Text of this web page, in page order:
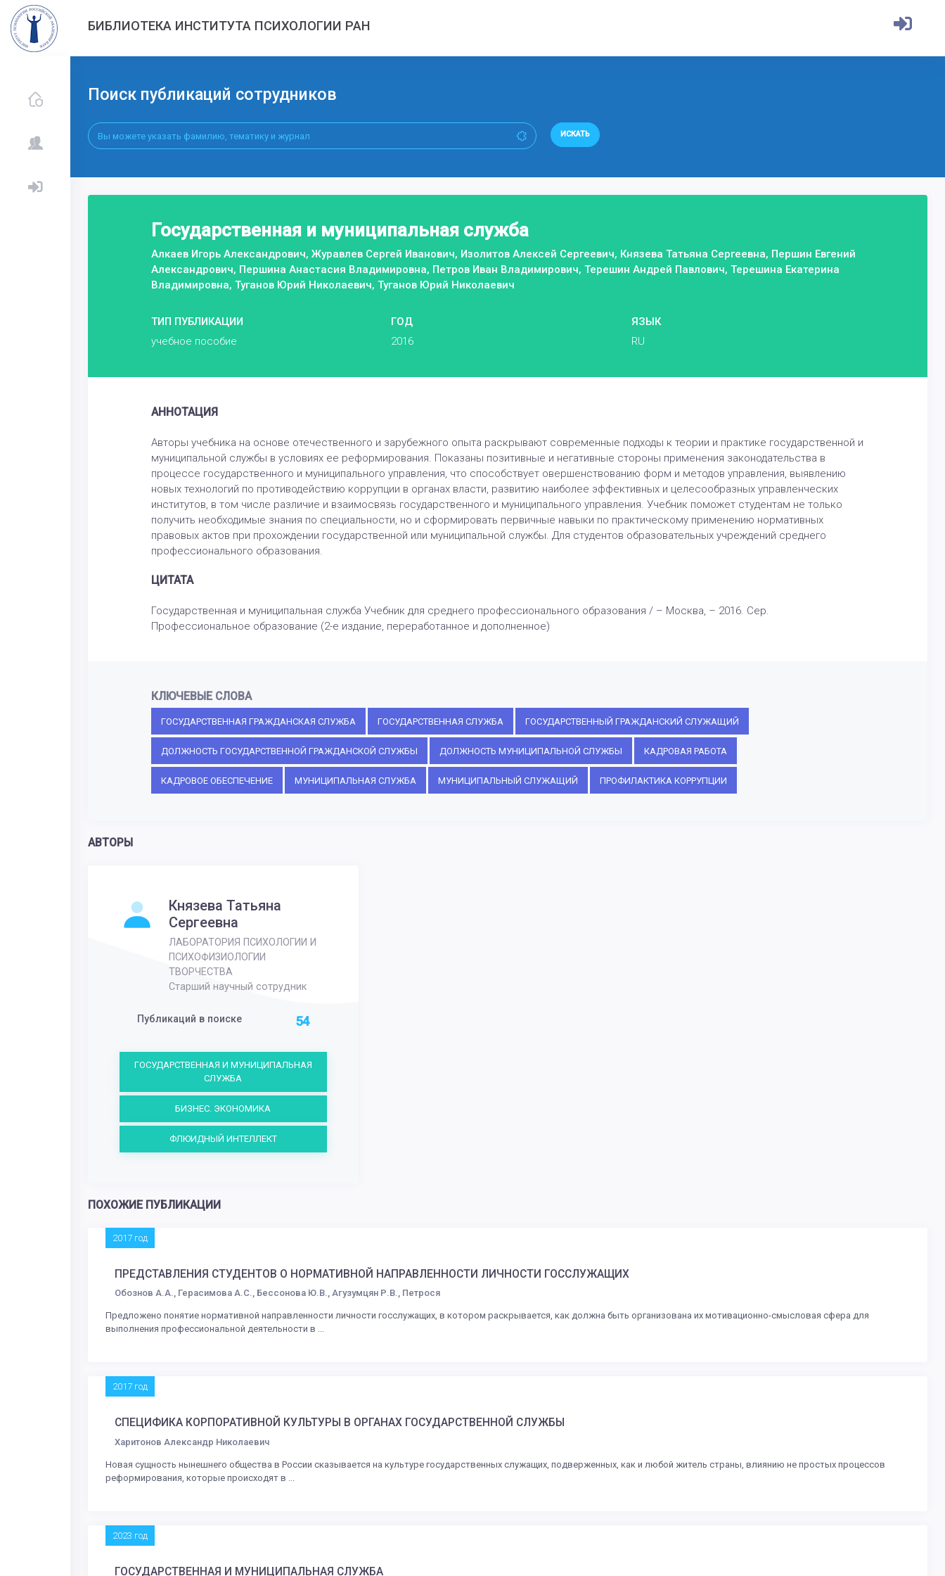
БИБЛИОТЕКА ИНСТИТУТА ПСИХОЛОГИИ РАН
Поиск публикаций сотрудников
ИСКАТЬ
Государственная и муниципальная служба
Алкаев Игорь Александрович, Журавлев Сергей Иванович, Изолитов Алексей Сергеевич, Князева Татьяна Сергеевна, Першин Евгений
Александрович, Першина Анастасия Владимировна, Петров Иван Владимирович, Терешин Андрей Павлович, Терешина Екатерина
Владимировна, Туганов Юрий Николаевич, Туганов Юрий Николаевич
ТИП ПУБЛИКАЦИИ
учебное пособие
ГОД
2016
ЯЗЫК
RU
АННОТАЦИЯ
Авторы учебника на основе отечественного и зарубежного опыта раскрывают современные подходы к теории и практике государственной и
муниципальной службы в условиях ее реформирования. Показаны позитивные и негативные стороны применения законодательства в
процессе государственного и муниципального управления, что способствует овершенствованию форм и методов управления, выявлению
новых технологий по противодействию коррупции в органах власти, развитию наиболее эффективных и целесообразных управленческих
институтов, в том числе различие и взаимосвязь государственного и муниципального управления. Учебник поможет студентам не только
получить необходимые знания по специальности, но и сформировать первичные навыки по практическому применению нормативных
правовых актов при прохождении государственной или муниципальной службы. Для студентов образовательных учреждений среднего
профессионального образования.
ЦИТАТА
Государственная и муниципальная служба Учебник для среднего профессионального образования / – Москва, – 2016. Сер.
Профессиональное образование (2-е издание, переработанное и дополненное)
КЛЮЧЕВЫЕ СЛОВА
ГОСУДАРСТВЕННАЯ ГРАЖДАНСКАЯ СЛУЖБА ГОСУДАРСТВЕННАЯ СЛУЖБА ГОСУДАРСТВЕННЫЙ ГРАЖДАНСКИЙ СЛУЖАЩИЙ
ДОЛЖНОСТЬ ГОСУДАРСТВЕННОЙ ГРАЖДАНСКОЙ СЛУЖБЫ ДОЛЖНОСТЬ МУНИЦИПАЛЬНОЙ СЛУЖБЫ КАДРОВАЯ РАБОТА
КАДРОВОЕ ОБЕСПЕЧЕНИЕ МУНИЦИПАЛЬНАЯ СЛУЖБА МУНИЦИПАЛЬНЫЙ СЛУЖАЩИЙ ПРОФИЛАКТИКА КОРРУПЦИИ
АВТОРЫ
Князева Татьяна
Сергеевна
ЛАБОРАТОРИЯ ПСИХОЛОГИИ И
ПСИХОФИЗИОЛОГИИ
ТВОРЧЕСТВА
Старший научный сотрудник
Публикаций в поиске 54
ГОСУДАРСТВЕННАЯ И МУНИЦИПАЛЬНАЯ
СЛУЖБА
БИЗНЕС. ЭКОНОМИКА
ФЛЮИДНЫЙ ИНТЕЛЛЕКТ
ПОХОЖИЕ ПУБЛИКАЦИИ
2017 год
ПРЕДСТАВЛЕНИЯ СТУДЕНТОВ О НОРМАТИВНОЙ НАПРАВЛЕННОСТИ ЛИЧНОСТИ ГОССЛУЖАЩИХ
Обознов А.А., Герасимова А.С., Бессонова Ю.В., Агузумцян Р.В., Петрося
Предложено понятие нормативной направленности личности госслужащих, в котором раскрывается, как должна быть организована их мотивационно-смысловая сфера для
выполнения профессиональной деятельности в ...
2017 год
СПЕЦИФИКА КОРПОРАТИВНОЙ КУЛЬТУРЫ В ОРГАНАХ ГОСУДАРСТВЕННОЙ СЛУЖБЫ
Харитонов Александр Николаевич
Новая сущность нынешнего общества в России сказывается на культуре государственных служащих, подверженных, как и любой житель страны, влиянию не простых процессов
реформирования, которые происходят в ...
2023 год
ГОСУДАРСТВЕННАЯ И МУНИЦИПАЛЬНАЯ СЛУЖБА